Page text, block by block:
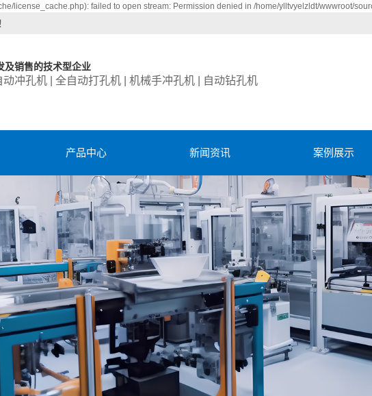
license_cache.php): failed to open stream: Permission denied in /home/ylltvyelzldt/wwwroot/
及销售的技术型企业
冲孔机 | 全自动打孔机 | 机械手冲孔机 | 自动钻孔机
产品中心 新闻资讯 案例展示